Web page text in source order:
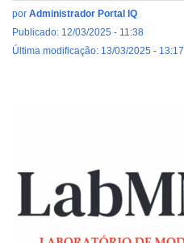
por Administrador Portal IQ
Publicado: 12/03/2025 - 11:38
Última modificação: 13/03/2025 - 13:17